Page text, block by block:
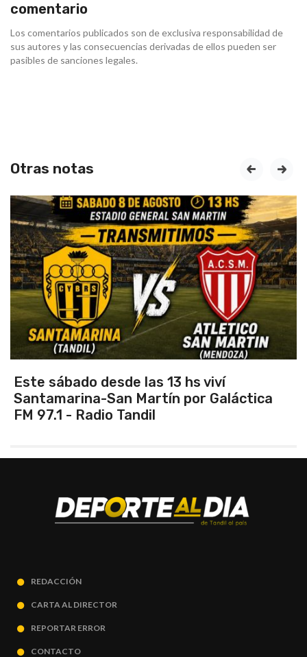
comentario
Los comentarios publicados son de exclusiva responsabilidad de
sus autores y las consecuencias derivadas de ellos pueden ser
pasibles de sanciones legales.
Otras notas
Vuelve el torneo oficial de hockey
prev next
REDACCIÓN
CARTA AL DIRECTOR
REPORTAR ERROR
CONTACTO